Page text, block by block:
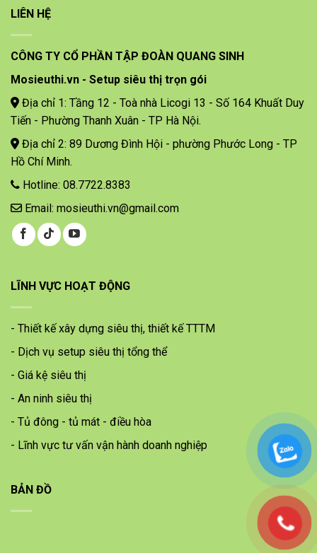
LIÊN HỆ
CÔNG TY CỔ PHẦN TẬP ĐOÀN QUANG SINH
Mosieuthi.vn - Setup siêu thị trọn gói
Địa chỉ 1: Tầng 12 - Toà nhà Licogi 13 - Số 164 Khuất Duy
Tiến - Phường Thanh Xuân - TP Hà Nội.
Địa chỉ 2: 89 Dương Đình Hội - phường Phước Long - TP
Hồ Chí Minh.
Hotline: 08.7722.8383
Email: mosieuthi.vn@gmail.com
LĨNH VỰC HOẠT ĐỘNG
- Thiết kế xây dựng siêu thị, thiết kế TTTM
- Dịch vụ setup siêu thị tổng thể
- Giá kệ siêu thị
- An ninh siêu thị
- Tủ đông - tủ mát - điều hòa
- Lĩnh vực tư vấn vận hành doanh nghiệp
BẢN ĐỒ